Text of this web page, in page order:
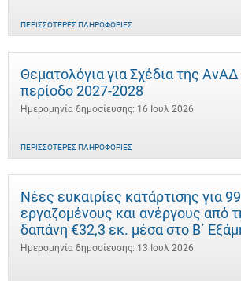
ΠΕΡΙΣΣΌΤΕΡΕΣ ΠΛΗΡΟΦΟΡΊΕΣ
Θεματολόγια για Σχέδια της ΑνΑΔ
περίοδο 2027-2028
Ημερομηνία δημοσίευσης: 16 Ιουλ 2026
ΠΕΡΙΣΣΌΤΕΡΕΣ ΠΛΗΡΟΦΟΡΊΕΣ
Νέες ευκαιρίες κατάρτισης για
εργαζομένους και ανέργους από
δαπάνη €32,3 εκ. μέσα στο Β΄
Ημερομηνία δημοσίευσης: 13 Ιουλ 2026